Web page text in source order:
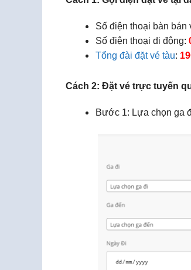
Số điện thoại bàn bán
Số điện thoại di động:
Tổng đài đặt vé tàu:
Cách 2: Đặt vé trực tuyến
Bước 1: Lựa chọn ga